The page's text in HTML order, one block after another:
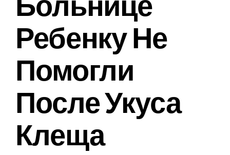
Ребенку Не
Помогли
После Укуса
Клеща